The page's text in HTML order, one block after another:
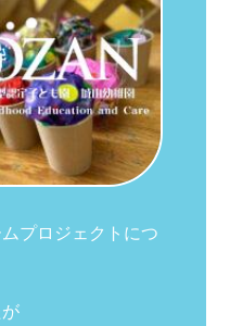
プロジェクトにつ